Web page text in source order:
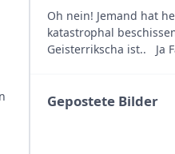
Oh nein! Jemand hat
katastrophal
Geisterrikscha ist.. Ja Fans sind oft
Gepostete Bilder